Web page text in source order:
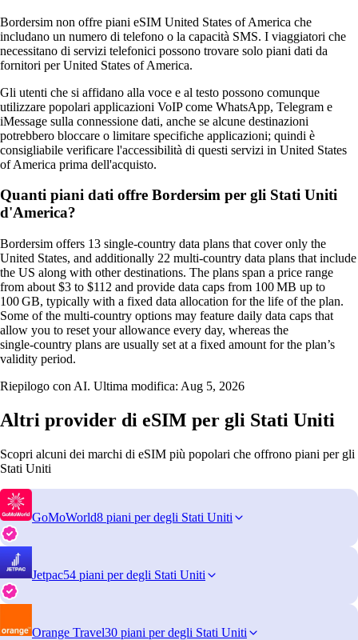
Bordersim non offre piani eSIM United States of America che
includano un numero di telefono o la capacità SMS. I viaggiatori che
necessitano di servizi telefonici possono trovare solo piani dati da
fornitori per United States of America.
Gli utenti che si affidano alla voce e al testo possono comunque
utilizzare popolari applicazioni VoIP come WhatsApp, Telegram e
iMessage sulla connessione dati, anche se alcune destinazioni
potrebbero bloccare o limitare specifiche applicazioni; quindi è
consigliabile verificare l'accessibilità di questi servizi in United States
of America prima dell'acquisto.
Quanti piani dati offre Bordersim per gli Stati Uniti
d'America?
Bordersim offers 13 single‑country data plans that cover only the
United States, and additionally 22 multi‑country data plans that include
the US along with other destinations. The plans span a price range
from about $3 to $112 and provide data caps from 100 MB up to
100 GB, typically with a fixed data allocation for the life of the plan.
Some of the multi‑country options may feature daily data caps that
allow you to reset your allowance every day, whereas the
single‑country plans are usually set at a fixed amount for the plan’s
validity period.
Riepilogo con AI. Ultima modifica: Aug 5, 2026
Altri provider di eSIM per gli Stati Uniti
Scopri alcuni dei marchi di eSIM più popolari che offrono piani per gli
Stati Uniti
GoMoWorld8 piani per degli Stati Uniti
Jetpac54 piani per degli Stati Uniti
Orange Travel30 piani per degli Stati Uniti